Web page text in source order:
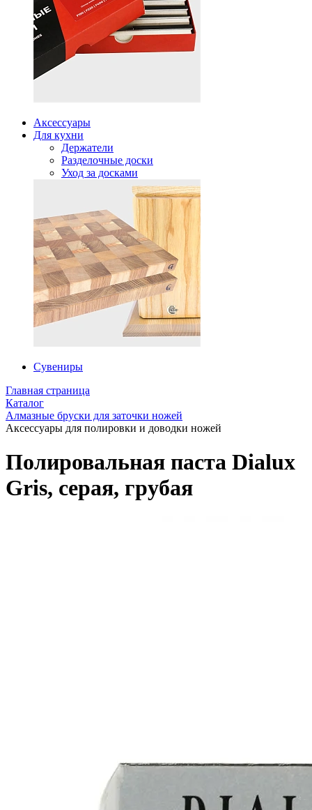
Аксессуары
Для кухни
Держатели
Разделочные доски
Уход за досками
Сувениры
Главная страница
Каталог
Алмазные бруски для заточки ножей
Аксессуары для полировки и доводки ножей
Полировальная паста Dialux
Gris, серая, грубая